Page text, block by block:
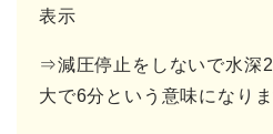
表示
⇒減圧停止をしないで水深
大で6分という意味になりま